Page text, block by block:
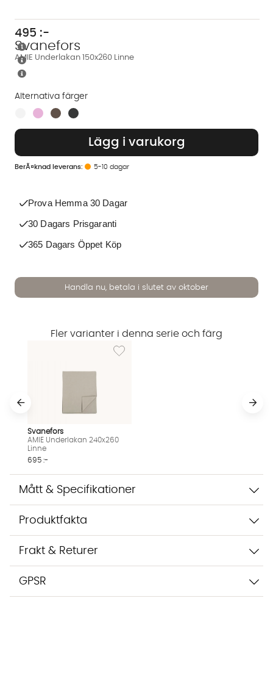
AMIE Underlakan 150x260 Linne
Svanefors
495 :-
Lägg i varukorg
5-10 dagar
Alternativa färger
Finns även i dessa färger:
Prova Hemma 30 Dagar
30 Dagars Prisgaranti
365 Dagars Öppet Köp
Handla nu, betala i slutet av oktober
Fler varianter i denna serie och färg
Lägg till i önskelista: AMIE Underlakan
Svanefors
AMIE Underlakan 240x260
Linne
695 :-
Mått & Specifikationer
Produktfakta
Frakt & Returer
GPSR
Vi använder AI för att svara på dina frågor. Konversationen
sparas i upp till 24 timmar för att kunna hjälpa dig. Vi delar
Jag godkänner att konversationen sparas